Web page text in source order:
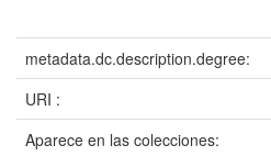
metadata.dc.description.degree:
URI :
Aparece en las colecciones: